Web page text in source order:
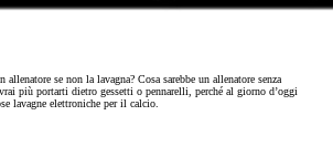
se non la lavagna? Cosa sarebbe un allenatore senza
più portarti dietro gessetti o pennarelli, perché al giorno d’oggi
lavagne elettroniche per il calcio.